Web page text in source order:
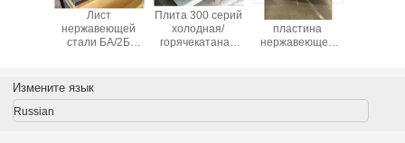
Лист
нержавеющей
стали БА/2Б
холоднопрокатная
плоская
пластина
Плита 300 серий
холодная/
горячекатаная
6мм/8мм плоская
Стальная
пластина
нержавеющей
длины для
Измените язык
Russian